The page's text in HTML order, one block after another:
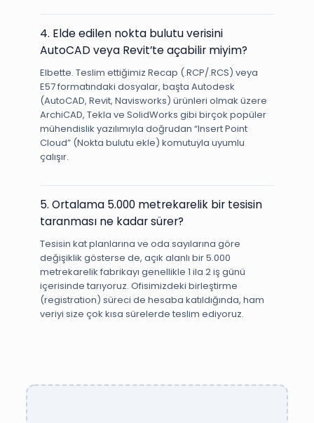
4. Elde edilen nokta bulutu verisini
AutoCAD veya Revit’te açabilir miyim?
Elbette. Teslim ettiğimiz Recap (.RCP/.RCS) veya
E57 formatındaki dosyalar, başta Autodesk
(AutoCAD, Revit, Navisworks) ürünleri olmak üzere
ArchiCAD, Tekla ve SolidWorks gibi birçok popüler
mühendislik yazılımıyla doğrudan “Insert Point
Cloud” (Nokta bulutu ekle) komutuyla uyumlu
çalışır.
5. Ortalama 5.000 metrekarelik bir tesisin
taranması ne kadar sürer?
Tesisin kat planlarına ve oda sayılarına göre
değişiklik gösterse de, açık alanlı bir 5.000
metrekarelik fabrikayı genellikle 1 ila 2 iş günü
içerisinde tarıyoruz. Ofisimizdeki birleştirme
(registration) süreci de hesaba katıldığında, ham
veriyi size çok kısa sürelerde teslim ediyoruz.